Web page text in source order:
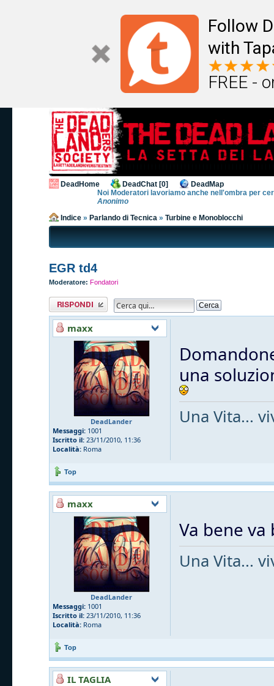
Follow
with
FREE -
DeadHome DeadChat [0]
DeadMap
Noi Moderatori lavoriamo anche nell'ombra per
Anonimo
Indice » Parlando di Tecnica » Turbine e Monoblocchi
EGR td4
Moderatore: Fondatori
Rispondi al
messaggio
maxx
DeadLander
Messaggi: 1001
Iscritto il: 23/11/2010, 11:36
Località: Roma
una
Una Vita...
Top
maxx
DeadLander
Messaggi: 1001
Iscritto il: 23/11/2010, 11:36
Località: Roma
Va bene
Una Vita...
Top
IL TAGLIA